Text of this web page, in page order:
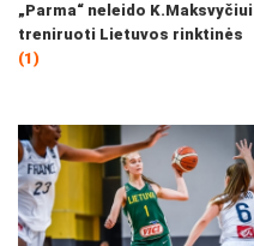
„Parma“ neleido K.Maksvyčiui
treniruoti Lietuvos rinktinės
(1)